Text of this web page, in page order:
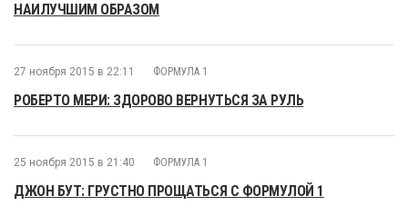
НАИЛУЧШИМ ОБРАЗОМ
27 ноября 2015 в 22:11 ФОРМУЛА 1
РОБЕРТО МЕРИ: ЗДОРОВО ВЕРНУТЬСЯ ЗА РУЛЬ
25 ноября 2015 в 21:40 ФОРМУЛА 1
ДЖОН БУТ: ГРУСТНО ПРОЩАТЬСЯ С ФОРМУЛОЙ 1